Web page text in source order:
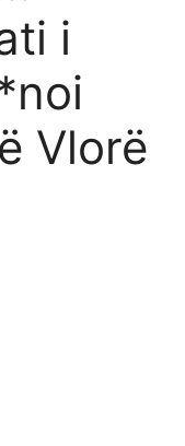
i
Vlorë